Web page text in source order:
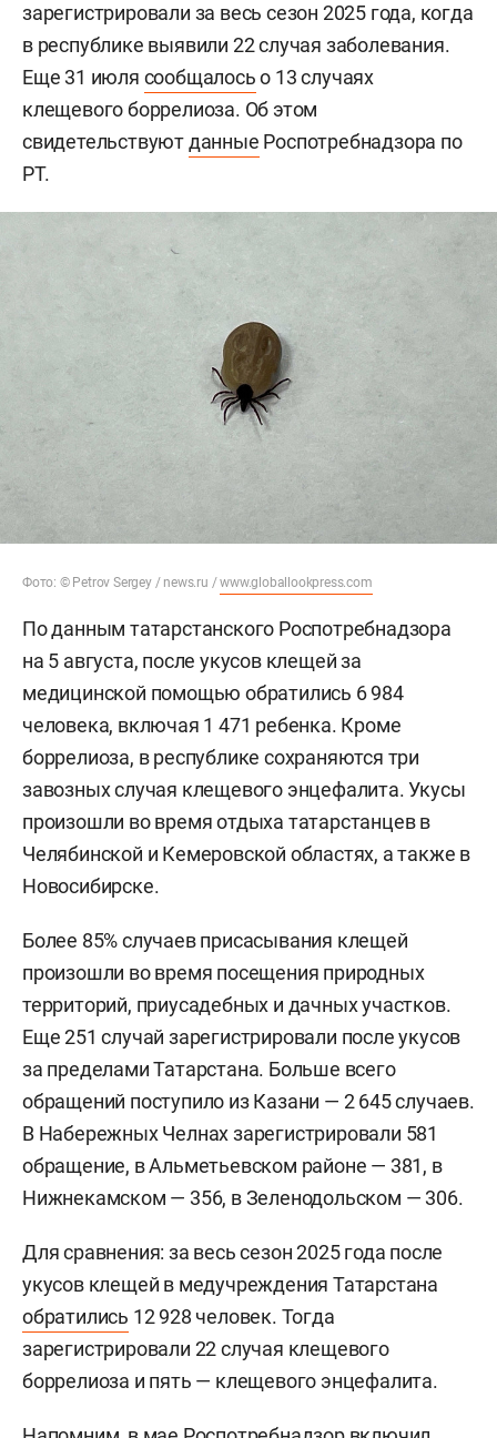
зарегистрировали за весь сезон 2025 года, когда
в республике выявили 22 случая заболевания.
Еще 31 июля сообщалосьо 13 случаях
клещевого боррелиоза. Об этом
свидетельствуютданные Роспотребнадзора по
РТ.
Фото: © Petrov Sergey / news.ru /www.globallookpress.com
По данным татарстанского Роспотребнадзора
на 5 августа, после укусов клещей за
медицинской помощью обратились 6 984
человека, включая 1 471 ребенка. Кроме
боррелиоза, в республике сохраняются три
завозных случая клещевого энцефалита. Укусы
произошли во время отдыха татарстанцев в
Челябинской и Кемеровской областях, а также в
Новосибирске.
Более 85% случаев присасывания клещей
произошли во время посещения природных
территорий, приусадебных и дачных участков.
Еще 251 случай зарегистрировали после укусов
за пределами Татарстана. Больше всего
обращений поступило из Казани — 2 645 случаев.
В Набережных Челнах зарегистрировали 581
обращение, в Альметьевском районе — 381, в
Нижнекамском — 356, в Зеленодольском — 306.
Для сравнения: за весь сезон 2025 года после
укусов клещей в медучреждения Татарстана
обратились 12 928 человек. Тогда
зарегистрировали 22 случая клещевого
боррелиоза и пять — клещевого энцефалита.